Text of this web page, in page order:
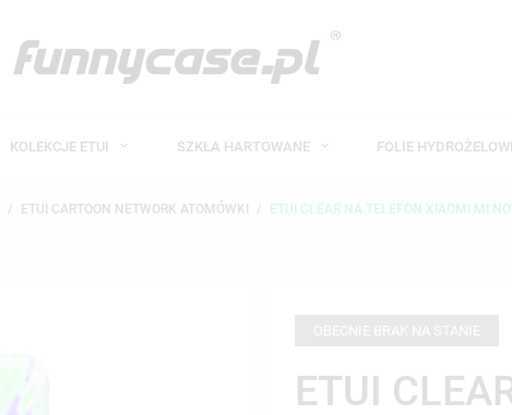
KOLEKCJE ETUI SZKŁA HARTOWANE FOLIE
ETUI CARTOON NETWORK ATOMÓWKI ETUI CLEAR NA TELEFON XIAOMI MI
ETUI